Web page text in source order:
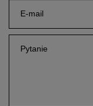
E-mail
Pytanie